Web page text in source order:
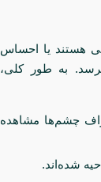
هستند یا احساس
به طور کلی،
و اطراف چشم‌ها مشاهده
شده‌اند.